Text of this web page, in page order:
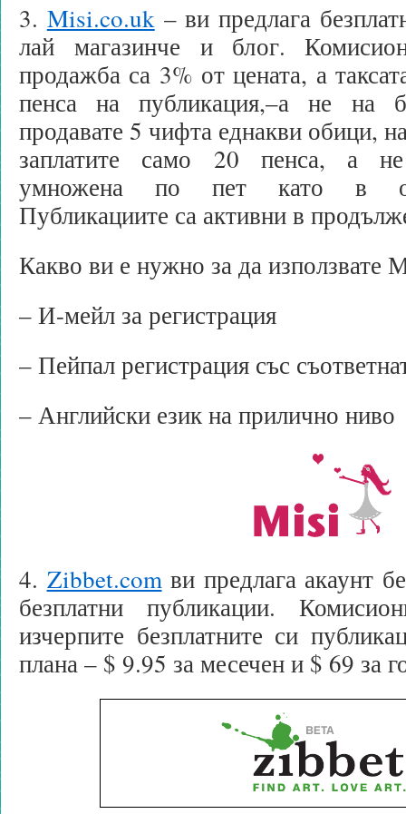
3. Misi.co.uk– ви предлага
лай магазинче и блог.
продажба са 3% от цената, а
пенса на публикация,–а не на
продавате 5 чифта еднакви обици,
заплатите само 20 пенса, а не
умножена по пет като в
Публикациите са активни в
Какво ви е нужно за да използвате
– И-мейл за регистрация
– Пейпал регистрация със
– Английски език на прилично ниво
4. Zibbet.comви предлага акаунт
безплатни публикации.
изчерпите безплатните си
плана – $ 9.95 за месечен и $ 69 за